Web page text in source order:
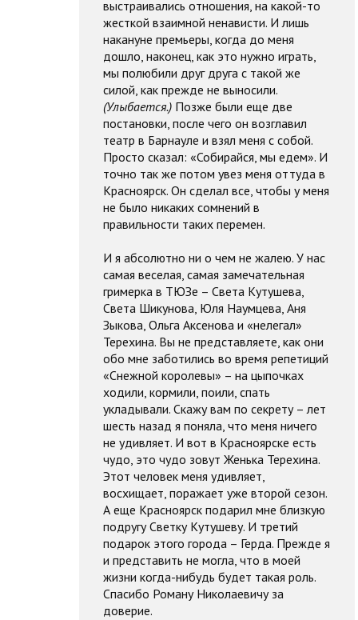
выстраивались отношения, на какой-то
жесткой взаимной ненависти. И лишь
накануне премьеры, когда до меня
дошло, наконец, как это нужно играть,
мы полюбили друг друга с такой же
силой, как прежде не выносили.
(Улыбается.)Позже были еще две
постановки, после чего он возглавил
театр в Барнауле и взял меня с собой.
Просто сказал: «Собирайся, мы едем». И
точно так же потом увез меня оттуда в
Красноярск. Он сделал все, чтобы у меня
не было никаких сомнений в
правильности таких перемен.
И я абсолютно ни о чем не жалею. У нас
самая веселая, самая замечательная
гримерка в ТЮЗе – Света Кутушева,
Света Шикунова, Юля Наумцева, Аня
Зыкова, Ольга Аксенова и «нелегал»
Терехина. Вы не представляете, как они
обо мне заботились во время репетиций
«Снежной королевы» – на цыпочках
ходили, кормили, поили, спать
укладывали. Скажу вам по секрету – лет
шесть назад я поняла, что меня ничего
не удивляет. И вот в Красноярске есть
чудо, это чудо зовут Женька Терехина.
Этот человек меня удивляет,
восхищает, поражает уже второй сезон.
А еще Красноярск подарил мне близкую
подругу Светку Кутушеву. И третий
подарок этого города – Герда. Прежде я
и представить не могла, что в моей
жизни когда-нибудь будет такая роль.
Спасибо Роману Николаевичу за
доверие.